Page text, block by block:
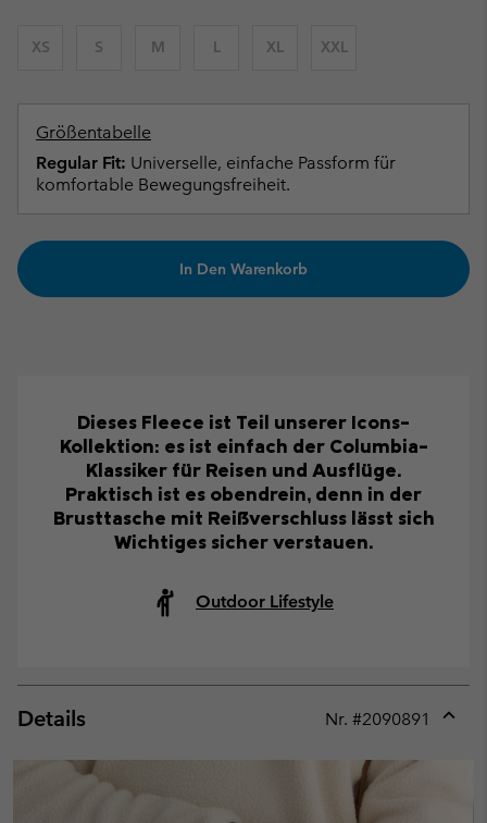
XS S M L XL XXL
Größentabelle
Regular Fit: Universelle, einfache Passform für
komfortable Bewegungsfreiheit.
In Den Warenkorb
Dieses Fleece ist Teil unserer Icons-
Kollektion: es ist einfach der Columbia-
Klassiker für Reisen und Ausflüge.
Praktisch ist es obendrein, denn in der
Brusttasche mit Reißverschluss lässt sich
Wichtiges sicher verstauen.
Outdoor Lifestyle
Details Nr. #2090891